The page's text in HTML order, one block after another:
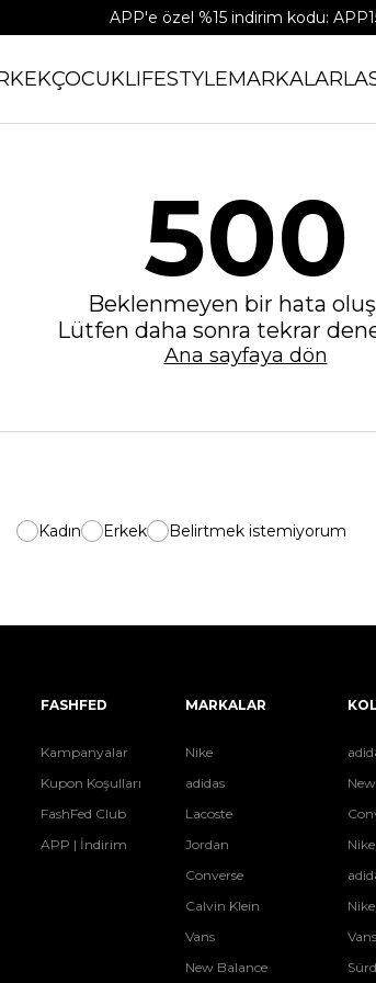
APP'e özel %15 indirim kodu:
ÇOCUKLIFESTYLEMARKALAR
500
Beklenmeyen bir hata
Lütfen daha sonra tekrar
Ana sayfaya dön
Kadın Erkek Belirtmek istemiyorum
FASHFED
Kampanyalar
Kupon Koşulları
FashFed Club
APP | İndirim
MARKALAR
Nike
adidas
Lacoste
Jordan
Converse
Calvin Klein
Vans
New Balance